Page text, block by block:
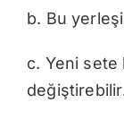
b. Bu
c. Yeni